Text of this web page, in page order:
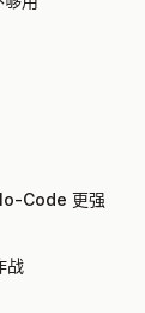
Code 更强
战